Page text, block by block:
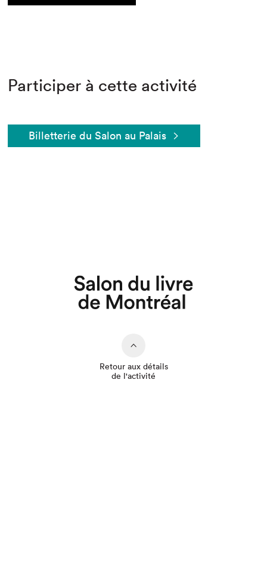
Participer à cette activité
Billetterie du Salon au Palais
Retour aux détails
de l'activité